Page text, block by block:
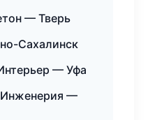
— Тверь
Сахалинск
— Уфа
Инженерия —